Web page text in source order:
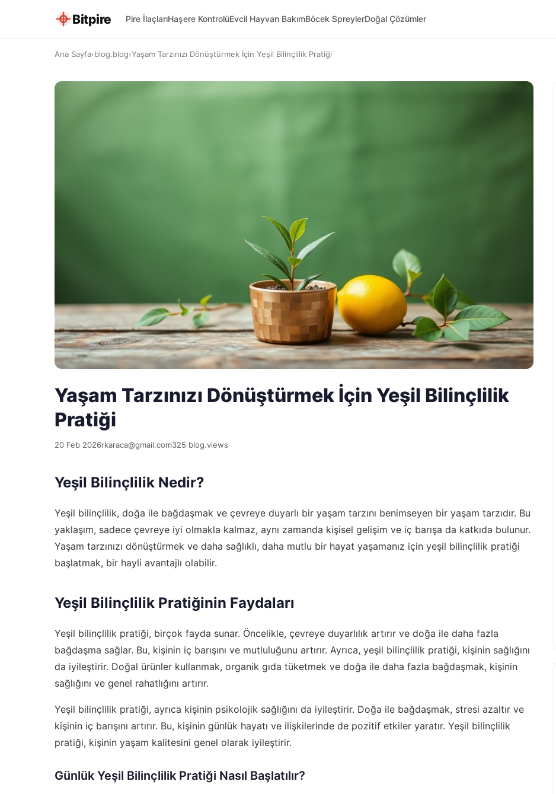
Bitpire Pire İlaçlarıHaşere KontrolüEvcil Hayvan BakımBöcek SpreylerDoğal Çözümler
Ana Sayfa›blog.blog›Yaşam Tarzınızı Dönüştürmek İçin Yeşil Bilinçlilik Pratiği
Yaşam Tarzınızı Dönüştürmek İçin Yeşil Bilinçlilik
Pratiği
20 Feb 2026rkaraca@gmail.com325 blog.views
Yeşil Bilinçlilik Nedir?
Yeşil bilinçlilik, doğa ile bağdaşmak ve çevreye duyarlı bir yaşam tarzını benimseyen bir yaşam tarzıdır. Bu
yaklaşım, sadece çevreye iyi olmakla kalmaz, aynı zamanda kişisel gelişim ve iç barışa da katkıda bulunur.
Yaşam tarzınızı dönüştürmek ve daha sağlıklı, daha mutlu bir hayat yaşamanız için yeşil bilinçlilik pratiği
başlatmak, bir hayli avantajlı olabilir.
Yeşil Bilinçlilik Pratiğinin Faydaları
Yeşil bilinçlilik pratiği, birçok fayda sunar. Öncelikle, çevreye duyarlılık artırır ve doğa ile daha fazla
bağdaşma sağlar. Bu, kişinin iç barışını ve mutluluğunu artırır. Ayrıca, yeşil bilinçlilik pratiği, kişinin sağlığını
da iyileştirir. Doğal ürünler kullanmak, organik gıda tüketmek ve doğa ile daha fazla bağdaşmak, kişinin
sağlığını ve genel rahatlığını artırır.
Yeşil bilinçlilik pratiği, ayrıca kişinin psikolojik sağlığını da iyileştirir. Doğa ile bağdaşmak, stresi azaltır ve
kişinin iç barışını artırır. Bu, kişinin günlük hayatı ve ilişkilerinde de pozitif etkiler yaratır. Yeşil bilinçlilik
pratiği, kişinin yaşam kalitesini genel olarak iyileştirir.
Günlük Yeşil Bilinçlilik Pratiği Nasıl Başlatılır?